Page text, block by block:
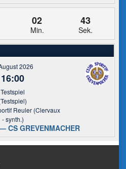
02
Min.
43
Sek.
2026
16:00
Testspiel
Reuler (Clervaux
- synth.)
CS GREVENMACHER